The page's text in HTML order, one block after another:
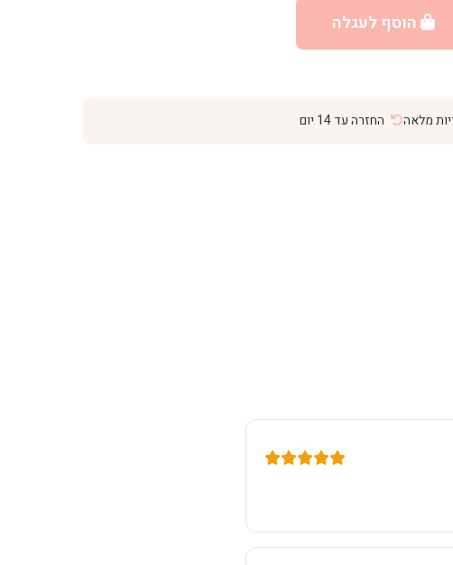
הוסף לעגלה
מלאה החזרה עד 14 יום